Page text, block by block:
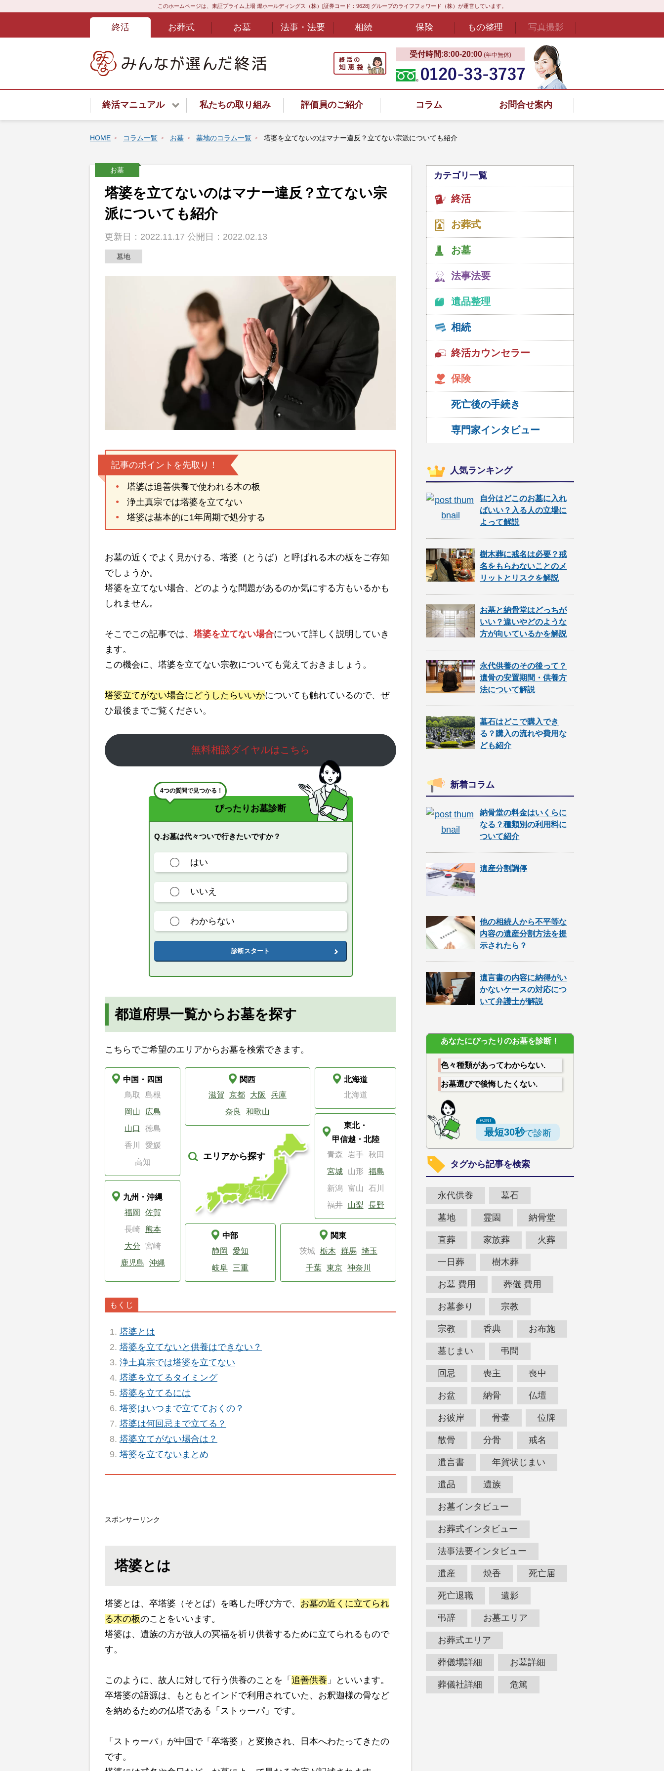
このホームページは、東証プライム上場 燦ホールディングス（株）[証券コード：9628] グループのライフフォワード（株）が運営しています。
終活 お葬式 お墓 法事・法要 相続 保険 もの整理 写真撮影
受付時間:8:00‐20:00 (年中無休)
終活マニュアル
終活サービスご紹介
終活あんしんよろず相談ダイヤル
遺言書
散骨
動画
私たちの取り組み 評価員のご紹介 コラム お問合せ案内
HOME コラム一覧 お墓 墓地のコラム一覧 塔婆を立てないのはマナー違反？立てない宗派についても紹介
お墓
塔婆を立てないのはマナー違反？立てない宗
派についても紹介
更新日：2022.11.17 公開日：2022.02.13
墓地
記事のポイントを先取り！
塔婆は追善供養で使われる木の板
浄土真宗では塔婆を立てない
塔婆は基本的に1年周期で処分する
お墓の近くでよく見かける、塔婆（とうば）と呼ばれる木の板をご存知
でしょうか。
塔婆を立てない場合、どのような問題があるのか気にする方もいるかも
しれません。
そこでこの記事では、塔婆を立てない場合について詳しく説明していき
ます。
この機会に、塔婆を立てない宗教についても覚えておきましょう。
塔婆立てがない場合にどうしたらいいかについても触れているので、ぜ
ひ最後までご覧ください。
無料相談ダイヤルはこちら
4つの質問で見つかる！
ぴったりお墓診断
Q.お墓は代々ついで行きたいですか？
はい
いいえ
わからない
診断スタート
都道府県一覧からお墓を探す
こちらでご希望のエリアからお墓を検索できます。
エリアから探す
北海道
北海道
東北・
甲信越・北陸
青森
岩手
秋田
宮城
山形
福島
新潟
富山
石川
福井
山梨 長野
関東
茨城
栃木 群馬
埼玉
千葉
東京 神奈川
中部
静岡
愛知
岐阜
三重
関西
滋賀
京都 大阪
兵庫
奈良
和歌山
中国・四国
鳥取
島根
岡山
広島
山口
徳島
香川
愛媛
高知
九州・沖縄
福岡
佐賀
長崎
熊本
大分
宮崎
鹿児島
沖縄
塔婆とは
塔婆を立てないと供養はできない？
浄土真宗では塔婆を立てない
塔婆を立てるタイミング
塔婆を立てるには
塔婆はいつまで立てておくの？
塔婆は何回忌まで立てる？
塔婆立てがない場合は？
塔婆を立てないまとめ
スポンサーリンク
塔婆とは
塔婆とは、卒塔婆（そとば）を略した呼び方で、 お墓の近くに立てられ
る木の板のことをいいます。
塔婆は、遺族の方が故人の冥福を祈り供養するために立てられるもので
す。
このように、故人に対して行う供養のことを「 追善供養 」といいます。
卒塔婆の語源は、もともとインドで利用されていた、お釈迦様の骨など
を納めるための仏塔である「ストゥーパ」です。
「ストゥーパ」が中国で「卒塔婆」と変換され、日本へわたってきたの
です。
カテゴリ一覧
終活
お葬式
お墓
法事法要
遺品整理
相続
終活カウンセラー
保険
死亡後の手続き
専門家インタビュー
人気ランキング
自分はどこのお墓に入れ
ばいい？入る人の立場に
よって解説
樹木葬に戒名は必要？戒
名をもらわないことのメ
リットとリスクを解説
お墓と納骨堂はどっちが
いい？違いやどのような
方が向いているかを解説
永代供養のその後って？
遺骨の安置期間・供養方
法について解説
墓石はどこで購入でき
る？購入の流れや費用な
ども紹介
新着コラム
納骨堂の料金はいくらに
なる？種類別の利用料に
ついて紹介
遺産分割調停
他の相続人から不平等な
内容の遺産分割方法を提
示されたら？
遺言書の内容に納得がい
かないケースの対応につ
いて弁護士が解説
あなたにぴったりのお墓を診断！
色々種類があってわからない.
お墓選びで後悔したくない.
最短30秒で診断
タグから記事を検索
永代供養 墓石
墓地 霊園 納骨堂
直葬 家族葬 火葬
一日葬 樹木葬
お墓 費用 葬儀 費用
お墓参り 宗教
宗教 香典 お布施
墓じまい 弔問
回忌 喪主 喪中
お盆 納骨 仏壇
お彼岸 骨壷 位牌
散骨 分骨 戒名
遺言書 年賀状じまい
遺品 遺族
お墓インタビュー
お葬式インタビュー
法事法要インタビュー
遺産 焼香 死亡届
死亡退職 遺影
弔辞 お墓エリア
お葬式エリア
葬儀場詳細 お墓詳細
葬儀社詳細 危篤